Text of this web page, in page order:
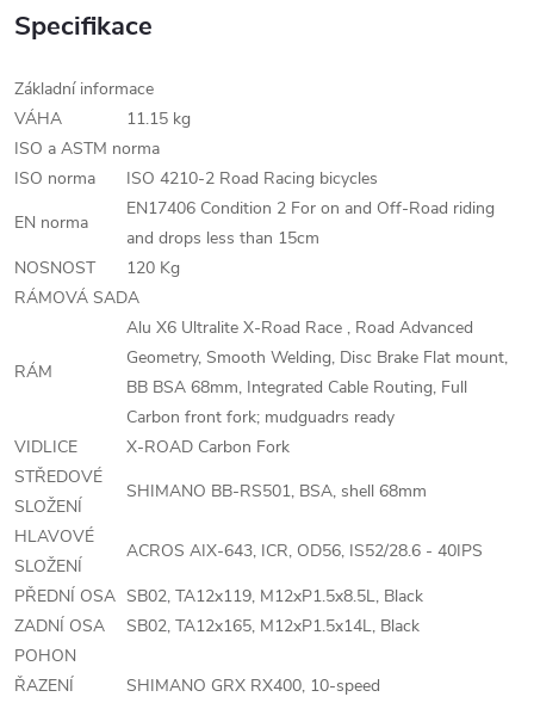
Specifikace
Základní informace
VÁHA
11.15 kg
ISO a ASTM norma
ISO norma
ISO 4210-2 Road Racing bicycles
EN norma
EN17406 Condition 2 For on and Off-Road riding
and drops less than 15cm
NOSNOST
120 Kg
RÁMOVÁ SADA
RÁM
Alu X6 Ultralite X-Road Race , Road Advanced
Geometry, Smooth Welding, Disc Brake Flat mount,
BB BSA 68mm, Integrated Cable Routing, Full
Carbon front fork; mudguadrs ready
VIDLICE
X-ROAD Carbon Fork
STŘEDOVÉ
SLOŽENÍ
SHIMANO BB-RS501, BSA, shell 68mm
HLAVOVÉ
SLOŽENÍ
ACROS AIX-643, ICR, OD56, IS52/28.6 - 40IPS
PŘEDNÍ OSA SB02, TA12x119, M12xP1.5x8.5L, Black
ZADNÍ OSA
SB02, TA12x165, M12xP1.5x14L, Black
POHON
ŘAZENÍ
SHIMANO GRX RX400, 10-speed